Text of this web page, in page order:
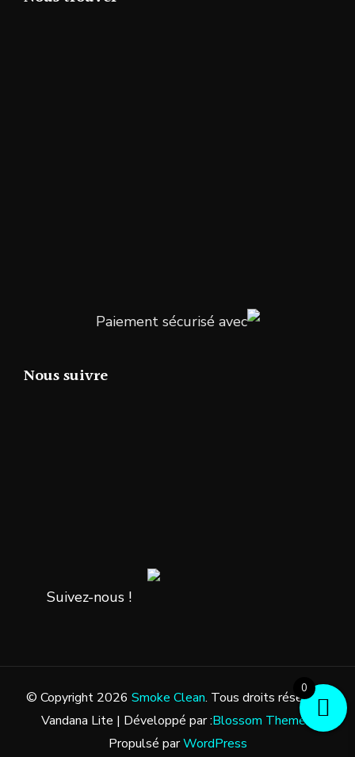
Paiement sécurisé avec
Nous suivre
Suivez-nous !
© Copyright 2026 Smoke Clean. Tous droits réservés.
Vandana Lite | Développé par :Blossom Themes
Propulsé parWordPress
0